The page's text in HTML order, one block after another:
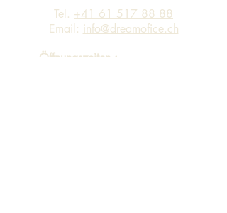
Tel. +41 61 517 88 88
Email: info@dreamofice.ch
Öffnungszeiten :